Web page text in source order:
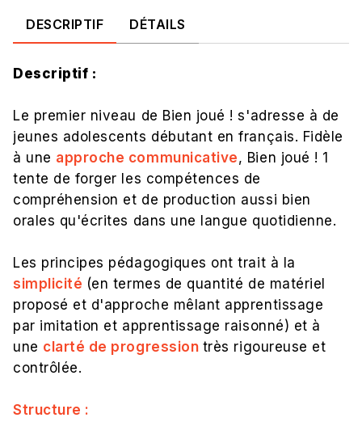
DESCRIPTIF DÉTAILS
Descriptif :
Le premier niveau de Bien joué ! s'adresse à de
jeunes adolescents débutant en français. Fidèle
à une approche communicative, Bien joué ! 1
tente de forger les compétences de
compréhension et de production aussi bien
orales qu'écrites dans une langue quotidienne.
Les principes pédagogiques ont trait à la
simplicité (en termes de quantité de matériel
proposé et d'approche mêlant apprentissage
par imitation et apprentissage raisonné) et à
une clarté de progression très rigoureuse et
contrôlée.
Structure :